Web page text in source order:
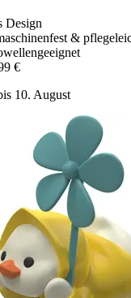
Design
&
€
10. August